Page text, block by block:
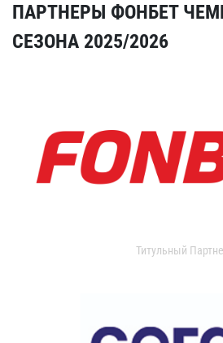
ПАРТНЕРЫ ФОНБЕТ
СЕЗОНА 2025/2026
Титульный